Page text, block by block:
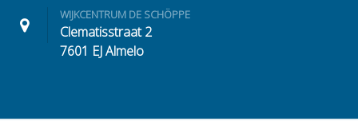
WIJKCENTRUM DE SCHÖPPE
Clematisstraat 2
7601 EJ Almelo